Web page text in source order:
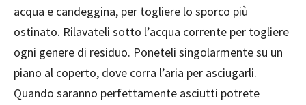
acqua e candeggina, per togliere lo sporco più
ostinato. Rilavateli sotto l’acqua corrente per togliere
ogni genere di residuo. Poneteli singolarmente su un
piano al coperto, dove corra l’aria per asciugarli.
Quando saranno perfettamente asciutti potrete